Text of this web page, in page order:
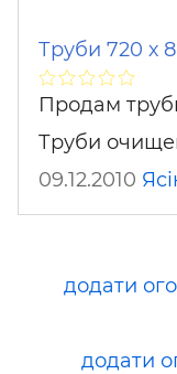
Труби 720 х
Продам
Труби
09.12.2010
додати
додати